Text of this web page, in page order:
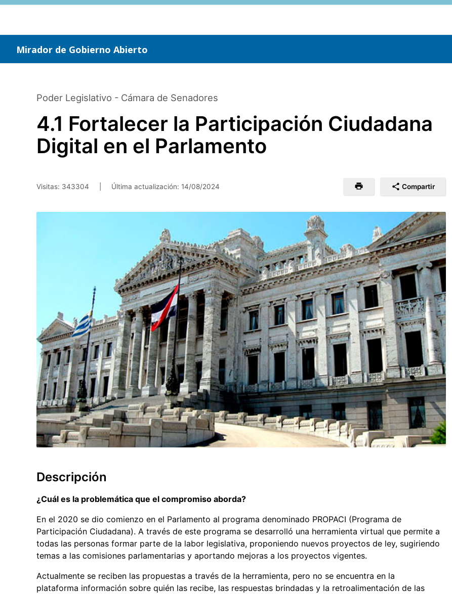
Saltar
Mirador de Gobierno Abierto
Poder Legislativo - Cámara de Senadores
4.1 Fortalecer la Participación Ciudadana
Digital en el Parlamento
Visitas: 343304 Última actualización: 14/08/2024 Compartir
Descripción
¿Cuál es la problemática que el compromiso aborda?
En el 2020 se dio comienzo en el Parlamento al programa denominado PROPACI (Programa de
Participación Ciudadana). A través de este programa se desarrolló una herramienta virtual que permite a
todas las personas formar parte de la labor legislativa, proponiendo nuevos proyectos de ley, sugiriendo
temas a las comisiones parlamentarias y aportando mejoras a los proyectos vigentes.
Actualmente se reciben las propuestas a través de la herramienta, pero no se encuentra en la
plataforma información sobre quién las recibe, las respuestas brindadas y la retroalimentación de las